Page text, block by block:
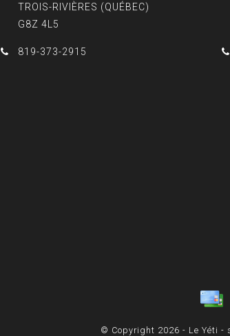
TROIS-RIVIÈRES (QUÉBEC)
G8Z 4L5
819-373-2915
© Copyright 2026 - Le Yéti -